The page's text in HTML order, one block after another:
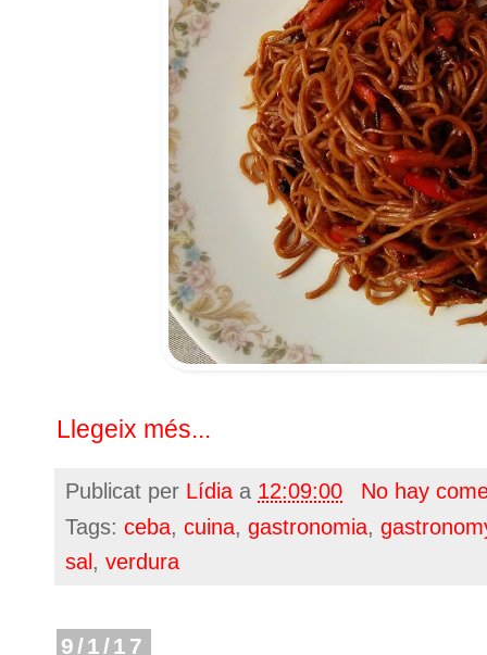
Llegeix més...
Publicat per Lídia a 12:09:00
No hay
Tags: ceba, cuina, gastronomia,
sal , verdura
9/1/17